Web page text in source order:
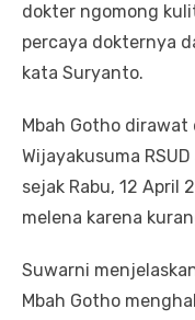
dokter ngomong
percaya dokternya
kata Suryanto.
Mbah Gotho dirawat
Wijayakusuma
sejak Rabu, 12 April
melena karena
Suwarni
Mbah Gotho